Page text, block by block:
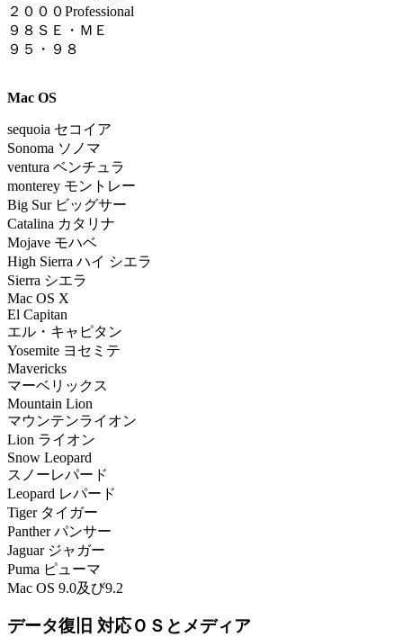
２０００Professional
９８ＳＥ・ＭＥ
９５・９８
Mac OS
sequoia セコイア
Sonoma ソノマ
ventura ベンチュラ
monterey モントレー
Big Sur ビッグサー
Catalina カタリナ
Mojave モハベ
High Sierra ハイ シエラ
Sierra シエラ
Mac OS X
El Capitan
エル・キャピタン
Yosemite ヨセミテ
Mavericks
マーベリックス
Mountain Lion
マウンテンライオン
Lion ライオン
Snow Leopard
スノーレパード
Leopard レパード
Tiger タイガー
Panther パンサー
Jaguar ジャガー
Puma ピューマ
Mac OS 9.0及び9.2
データ復旧 対応ＯＳとメディア